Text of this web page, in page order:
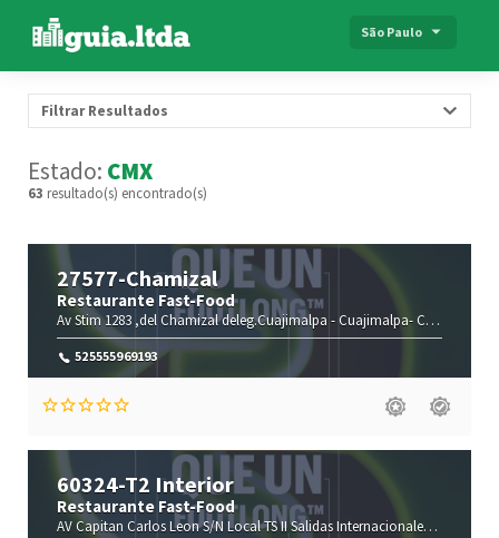
São Paulo
Filtrar Resultados
Estado: CMX
63 resultado(s) encontrado(s)
27577-Chamizal
Restaurante Fast-Food
Av Stim 1283 ,del Chamizal deleg.Cuajimalpa -Cuajimalpa-Ciudad de México(CMX)
525555969193
60324-T2 Interior
Restaurante Fast-Food
AV Capitan Carlos Leon S/N Local TS II Salidas Internacionales ,Terminal 2, Intl Boarding -